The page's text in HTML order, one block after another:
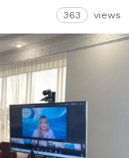
363 views